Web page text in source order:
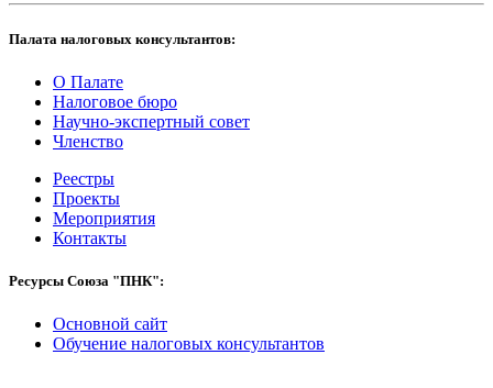
Палата налоговых консультантов:
О Палате
Налоговое бюро
Научно-экспертный совет
Членство
Реестры
Проекты
Мероприятия
Контакты
Ресурсы Союза "ПНК":
Основной сайт
Обучение налоговых консультантов